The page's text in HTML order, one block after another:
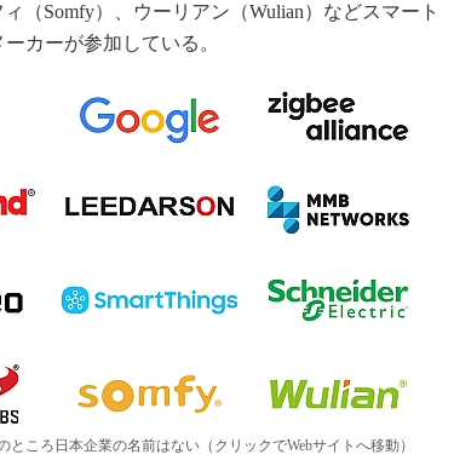
（Somfy）、ウーリアン（Wulian）などスマート
カーが参加している。
ところ日本企業の名前はない（クリックでWebサイトへ移動）